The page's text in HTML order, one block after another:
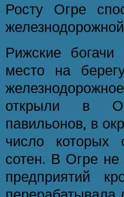
Росту Огре
Рижские богачи
место на
открыли в
павильонов, в
число которых
сотен. В Огре
предприятий